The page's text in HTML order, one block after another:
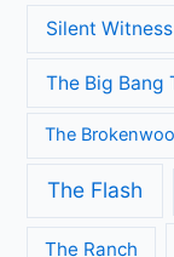
Silent Witness
The Big Bang
The
The Flash
The Ranch